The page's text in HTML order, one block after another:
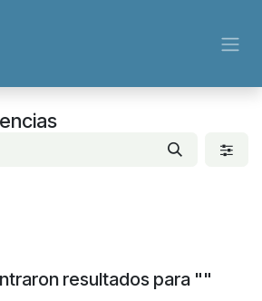
resultados para ""